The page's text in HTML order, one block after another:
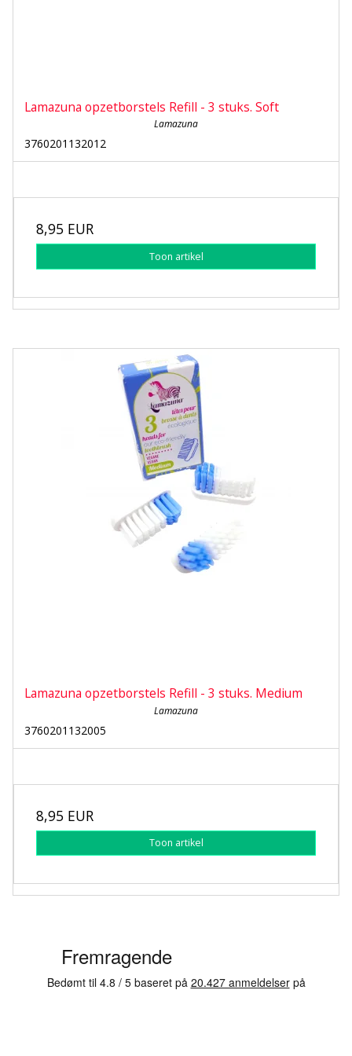
Lamazuna opzetborstels Refill - 3 stuks. Soft
Lamazuna
3760201132012
8,95 EUR
Toon artikel
Lamazuna opzetborstels Refill - 3 stuks. Medium
Lamazuna
3760201132005
8,95 EUR
Toon artikel